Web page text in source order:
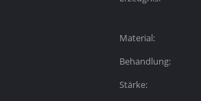
Material:
Behandlung:
Stärke: